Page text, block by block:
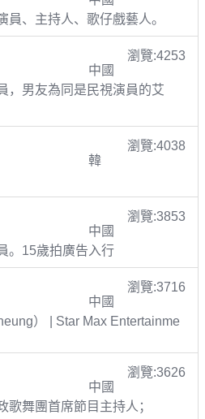
員、主持人、歌仔戲藝人。
瀏覽:4253
中國
，男友為同是民視演員的艾
瀏覽:4038
韓
瀏覽:3853
中國
。15歲拍廣告入行
瀏覽:3716
中國
） | Star Max Entertainme
瀏覽:3626
中國
歌舞團首席節目主持人；